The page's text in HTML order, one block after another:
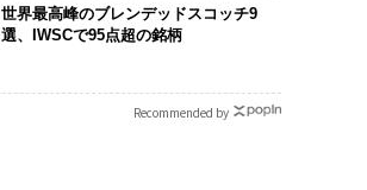
世界最高峰のブレンデッドスコッチ9
選、IWSCで95点超の銘柄
Recommended by